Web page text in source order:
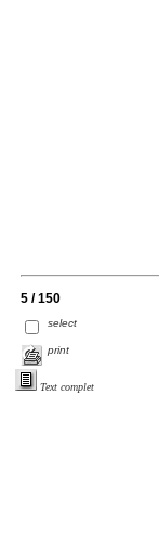
5 / 150
select
print
Text complet